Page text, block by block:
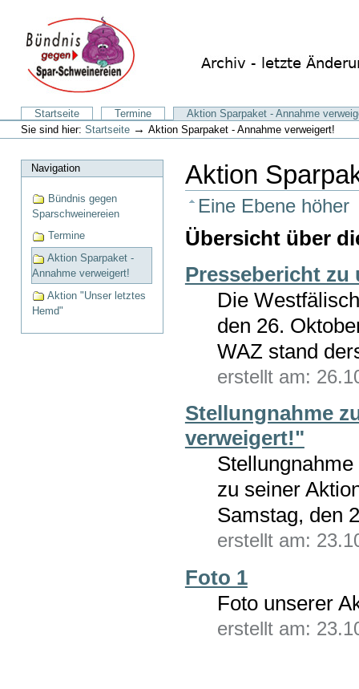
SektionenStartseite Termine
Aktion Sparpaket - Annahme
Benutzerspezifische
Werkzeuge
Sie sind hier: Startseite → Aktion Sparpaket - Annahme verweigert!
Navigation
Bündnis gegen
Sparschweinereien
Termine
Aktion Sparpaket -
Annahme verweigert!
Aktion "Unser letztes
Hemd"
Aktion
Eine Ebene höher
Übersicht über
Pressebericht zu
Die
den 26.
WAZ stand
erstellt am:
Stellungnahme
verweigert!"
zu seiner
Samstag, den
erstellt am:
Foto 1
Foto unserer
erstellt am: